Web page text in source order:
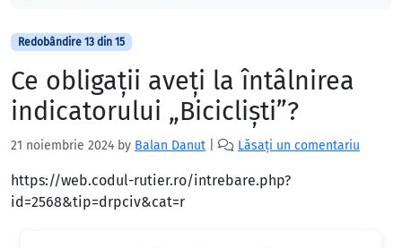
Redobândire 13 din 15
Ce obligaţii aveţi la întâlnirea
indicatorului „Biciclişti”?
21 noiembrie 2024 by Balan Danut Lăsați un comentariu
https://web.codul-rutier.ro/intrebare.php?
id=2568&tip=drpciv&cat=r